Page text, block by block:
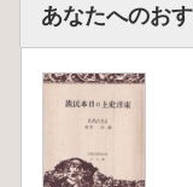
あなたへのお